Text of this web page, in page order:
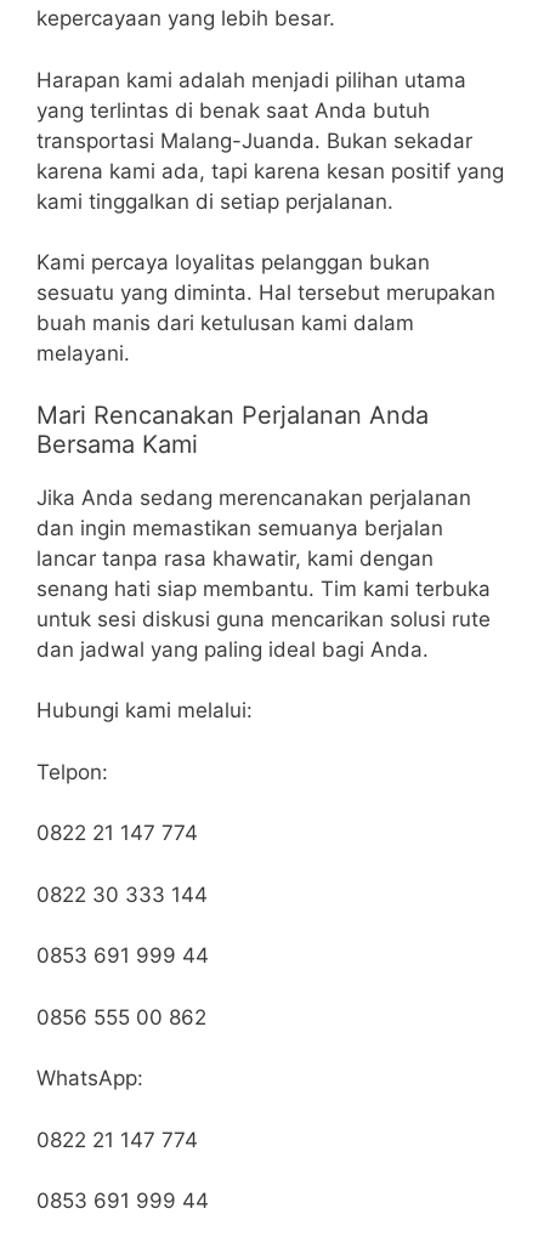
kepercayaan yang lebih besar.
Harapan kami adalah menjadi pilihan utama
yang terlintas di benak saat Anda butuh
transportasi Malang-Juanda. Bukan sekadar
karena kami ada, tapi karena kesan positif yang
kami tinggalkan di setiap perjalanan.
Kami percaya loyalitas pelanggan bukan
sesuatu yang diminta. Hal tersebut merupakan
buah manis dari ketulusan kami dalam
melayani.
Mari Rencanakan Perjalanan Anda
Bersama Kami
Jika Anda sedang merencanakan perjalanan
dan ingin memastikan semuanya berjalan
lancar tanpa rasa khawatir, kami dengan
senang hati siap membantu. Tim kami terbuka
untuk sesi diskusi guna mencarikan solusi rute
dan jadwal yang paling ideal bagi Anda.
Hubungi kami melalui:
Telpon:
0822 21 147 774
0822 30 333 144
0853 691 999 44
0856 555 00 862
WhatsApp:
0822 21 147 774
0853 691 999 44